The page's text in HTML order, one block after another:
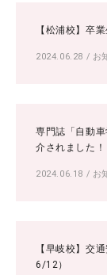
【松浦校】卒
2024.06.28 / お
専門誌「自動
介されました！
2024.06.18 / お
【早岐校】交
6/12）